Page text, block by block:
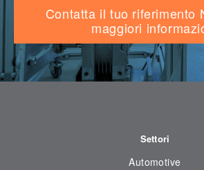
Contatta il tuo riferimento
maggiori
Settori
Automotive